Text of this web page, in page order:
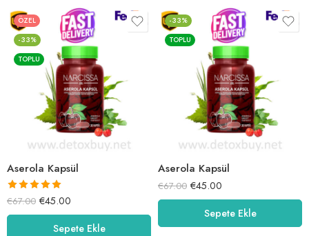
ÖZEL
-33%
TOPLU
Aserola Kapsül
5 üzerinden
5.00oy aldı
€67.00 €45.00
Sepete Ekle
-33%
TOPLU
Aserola Kapsül
€67.00 €45.00
Sepete Ekle